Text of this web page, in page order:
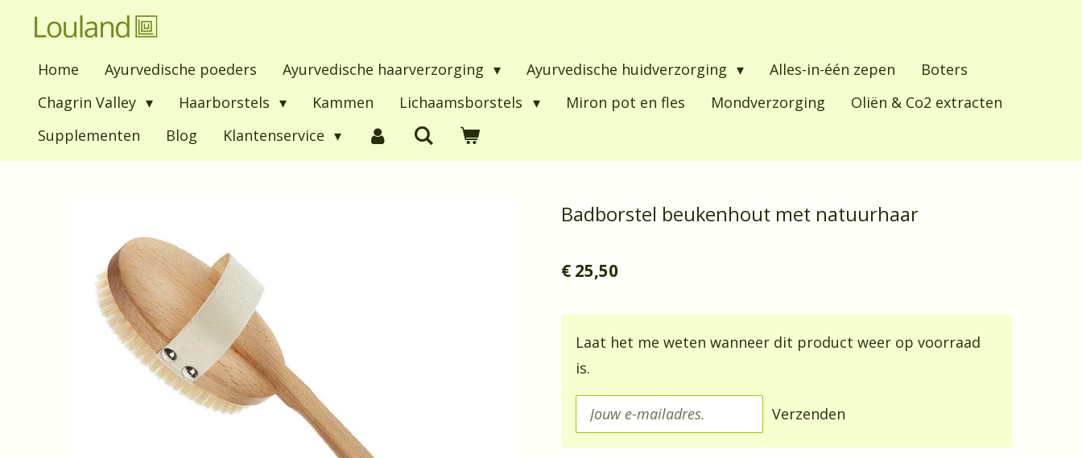
Home Ayurvedische poeders Ayurvedische haarverzorging Ayurvedische huidverzorging Alles-in-één zepen
Boters
Chagrin Valley
Haarborstels Kammen Lichaamsborstels Miron pot en fles Mondverzorging
Oliën & Co2 extracten
Supplementen
Blog Klantenservice
Badborstel beukenhout met natuurhaar
€ 25,50
Laat het me weten wanneer dit product weer op voorraad
is.
Verzenden